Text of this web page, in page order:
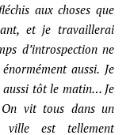
aux choses que
et je travaillerai
d’introspection ne
aussi. Je
aussi tôt le matin… Je
On vit tous dans un
est tellement